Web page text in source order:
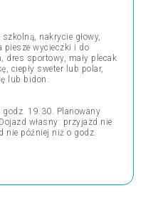
nakrycie głowy,
piesze wycieczki i do
sportowy, mały plecak
ciepły sweter lub polar,
lub bidon.
godz. 19.30. Planowany
własny: przyjazd nie
nie później niż o godz.